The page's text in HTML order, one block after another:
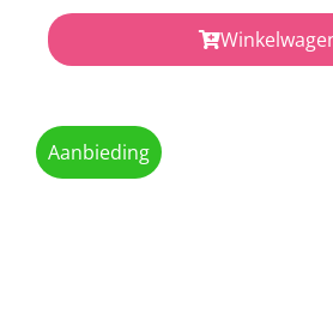
Aanbieding